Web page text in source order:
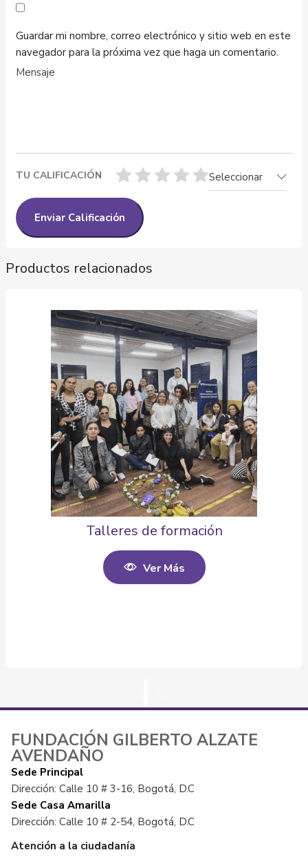
Guardar mi nombre, correo electrónico y sitio web en este
navegador para la próxima vez que haga un comentario.
TU CALIFICACIÓN Seleccionar
Productos relacionados
Talleres de formación
Ver Más
FUNDACIÓN GILBERTO ALZATE
AVENDAÑO
Sede Principal
Dirección: Calle 10 # 3-16, Bogotá, D.C
Sede Casa Amarilla
Dirección: Calle 10 # 2-54, Bogotá, D.C
Atención a la ciudadanía